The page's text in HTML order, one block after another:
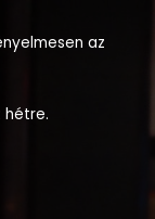
az
hétre.